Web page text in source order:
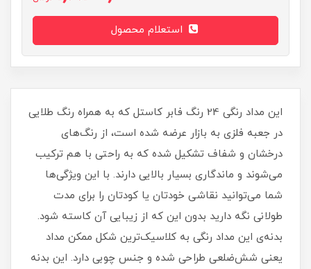
این مداد رنگی 24 رنگ فابر کاستل که به همراه رنگ طلایی
در جعبه فلزی به بازار عرضه شده است، از رنگ‌های
درخشان و شفاف تشکیل شده‌ که به راحتی با هم ترکیب
می‌شوند و ماندگاری بسیار بالایی دارند. با این ویژگی‌ها
شما می‌توانید نقاشی خودتان یا کودتان را برای مدت
طولانی نگه دارید بدون این که از زیبایی آن کاسته شود.
بدنه‌ی اين مداد رنگی به کلاسيک‌ترين شکل ممکن مداد
يعنی شش‌ضلعی طراحی شده و جنس چوبی دارد. اين بدنه‌